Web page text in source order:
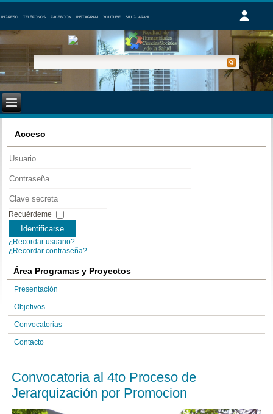
INGRESO TELÉFONOS FACEBOOK INSTAGRAM YOUTUBE SIU GUARANI
Acceso
secreta
Recuérdeme
Identificarse
¿Recordar usuario?
¿Recordar contraseña?
Área Programas y Proyectos
Presentación
Objetivos
Convocatorias
Contacto
Convocatoria al 4to Proceso de
Jerarquización por Promocion